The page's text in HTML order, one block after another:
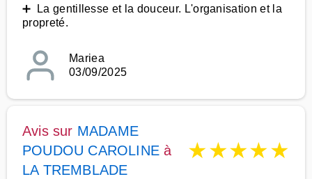
➕ La gentillesse et la douceur. L'organisation et la
propreté.
Mariea
03/09/2025
Avis sur MADAME
POUDOU CAROLINE à
LA TREMBLADE
★★★★★